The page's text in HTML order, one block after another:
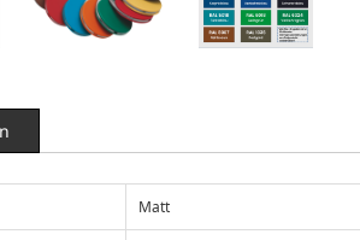
Matt